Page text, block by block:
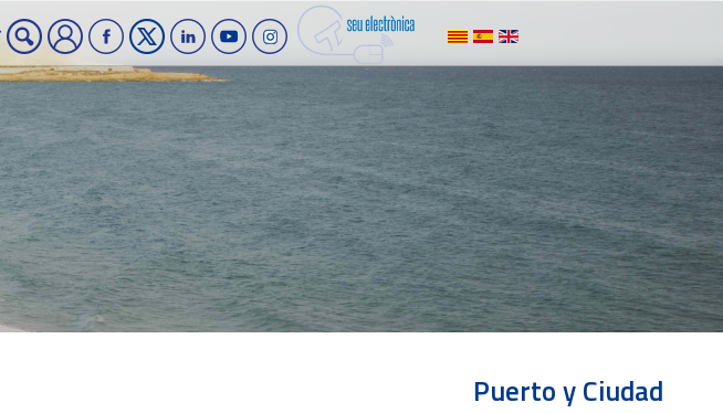
Puerto y Ciudad